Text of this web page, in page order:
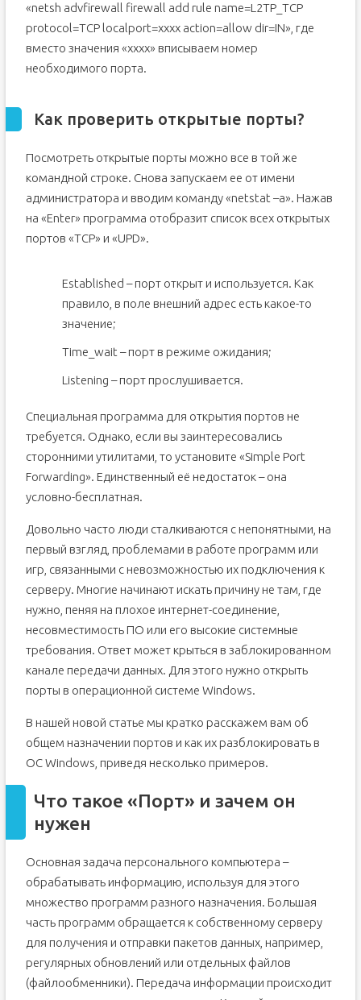
«netsh advfirewall firewall add rule name=L2TP_TCP
protocol=TCP localport=хххх action=allow dir=IN», где
вместо значения «xxxx» вписываем номер
необходимого порта.
Как проверить открытые порты?
Посмотреть открытые порты можно все в той же
командной строке. Снова запускаем ее от имени
администратора и вводим команду «netstat –a». Нажав
на «Enter» программа отобразит список всех открытых
портов «TCP» и «UPD».
Established – порт открыт и используется. Как
правило, в поле внешний адрес есть какое-то
значение;
Time_wait – порт в режиме ожидания;
Listening – порт прослушивается.
Специальная программа для открытия портов не
требуется. Однако, если вы заинтересовались
сторонними утилитами, то установите «Simple Port
Forwarding». Единственный её недостаток – она
условно-бесплатная.
Довольно часто люди сталкиваются с непонятными, на
первый взгляд, проблемами в работе программ или
игр, связанными с невозможностью их подключения к
серверу. Многие начинают искать причину не там, где
нужно, пеняя на плохое интернет-соединение,
несовместимость ПО или его высокие системные
требования. Ответ может крыться в заблокированном
канале передачи данных. Для этого нужно открыть
порты в операционной системе Windows.
В нашей новой статье мы кратко расскажем вам об
общем назначении портов и как их разблокировать в
ОС Windows, приведя несколько примеров.
Что такое «Порт» и зачем он
нужен
Основная задача персонального компьютера –
обрабатывать информацию, используя для этого
множество программ разного назначения. Большая
часть программ обращается к собственному серверу
для получения и отправки пакетов данных, например,
регулярных обновлений или отдельных файлов
(файлообменники). Передача информации происходит